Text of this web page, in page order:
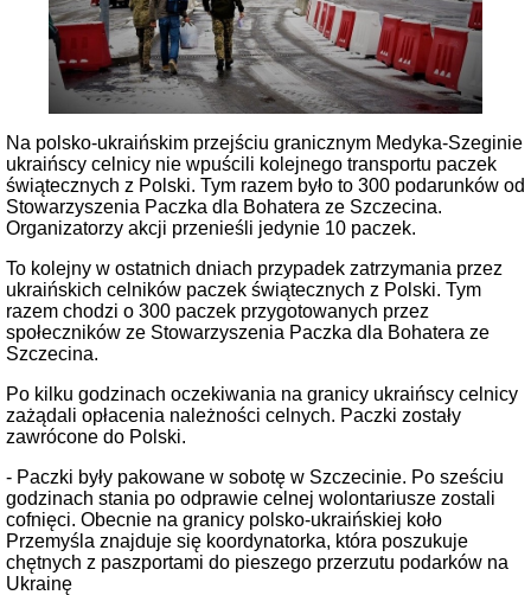
Na polsko-ukraińskim przejściu granicznym Medyka-Szeginie
ukraińscy celnicy nie wpuścili kolejnego transportu paczek
świątecznych z Polski. Tym razem było to 300 podarunków od
Stowarzyszenia Paczka dla Bohatera ze Szczecina.
Organizatorzy akcji przenieśli jedynie 10 paczek.
To kolejny w ostatnich dniach przypadek zatrzymania przez
ukraińskich celników paczek świątecznych z Polski. Tym
razem chodzi o 300 paczek przygotowanych przez
społeczników ze Stowarzyszenia Paczka dla Bohatera ze
Szczecina.
Po kilku godzinach oczekiwania na granicy ukraińscy celnicy
zażądali opłacenia należności celnych. Paczki zostały
zawrócone do Polski.
- Paczki były pakowane w sobotę w Szczecinie. Po sześciu
godzinach stania po odprawie celnej wolontariusze zostali
cofnięci. Obecnie na granicy polsko-ukraińskiej koło
Przemyśla znajduje się koordynatorka, która poszukuje
chętnych z paszportami do pieszego przerzutu podarków na
Ukrainę